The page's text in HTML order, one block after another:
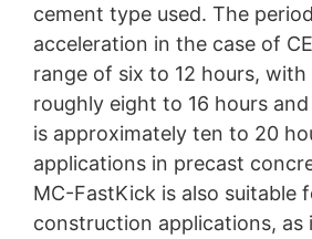
cement type used. The
acceleration in the case of
range of six to 12 hours, with
roughly eight to 16 hours
is approximately ten to 20
applications in precast
MC-FastKick is also suitable
construction applications, as
Právo na informácie, opravu,
Podľa čl. 15 DSGVO - Základného
údajov máte kedykoľvek právo
Bauchemie o rozsiahle poskytnutie
k Vašej osobe. Podľa čl. 17 DSGVO
nariadenia o ochrane údajov
vyžadovať opravu, vymazanie a
jednotlivých osobných údajov.